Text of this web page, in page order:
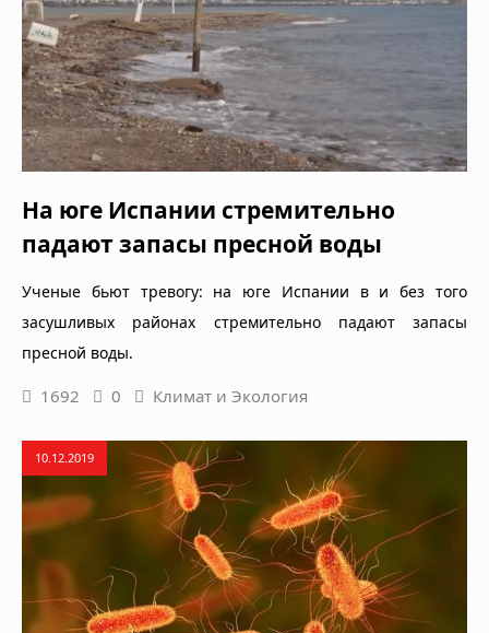
На юге Испании стремительно
падают запасы пресной воды
Ученые бьют тревогу: на юге Испании в и без того
засушливых районах стремительно падают запасы
пресной воды.
1692 0 Климат и Экология
10.12.2019